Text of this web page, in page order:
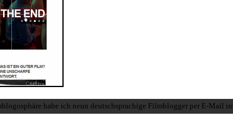
habe ich neun deutschsprachige Filmblogger per E-Mail